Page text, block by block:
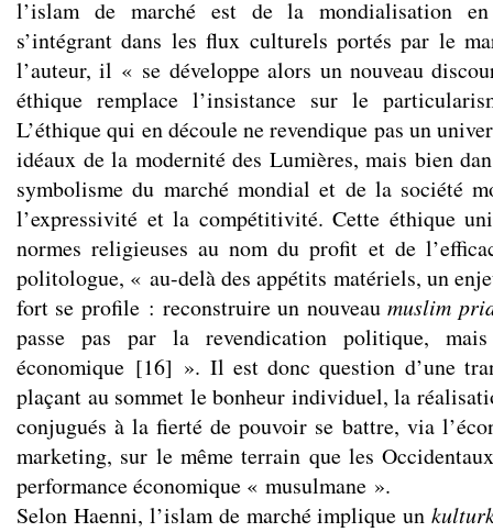
l’islam de marché est de la mondialisation en
s’intégrant dans les flux culturels portés par le
l’auteur, il « se développe alors un nouveau
éthique remplace l’insistance sur le
L’éthique qui en découle ne revendique pas un
idéaux de la modernité des Lumières, mais bien
symbolisme du marché mondial et de la société
l’expressivité et la compétitivité. Cette éthique
normes religieuses au nom du profit et de
politologue, « au-delà des appétits matériels, un
fort se profile : reconstruire un nouveaumuslim
passe pas par la revendication politique,
économique [16] ». Il est donc question d’une
plaçant au sommet le bonheur individuel, la
conjugués à la fierté de pouvoir se battre, via
marketing, sur le même terrain que les
performance économique « musulmane ».
Selon Haenni, l’islam de marché implique un